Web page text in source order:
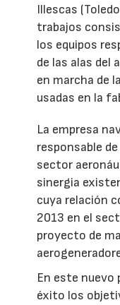
Illescas
trabajos
los equipos
de las alas del
en marcha de
usadas en la
La empresa
responsable
sector
sinergia
cuya relación
2013 en el
proyecto de
En este nuevo
éxito los